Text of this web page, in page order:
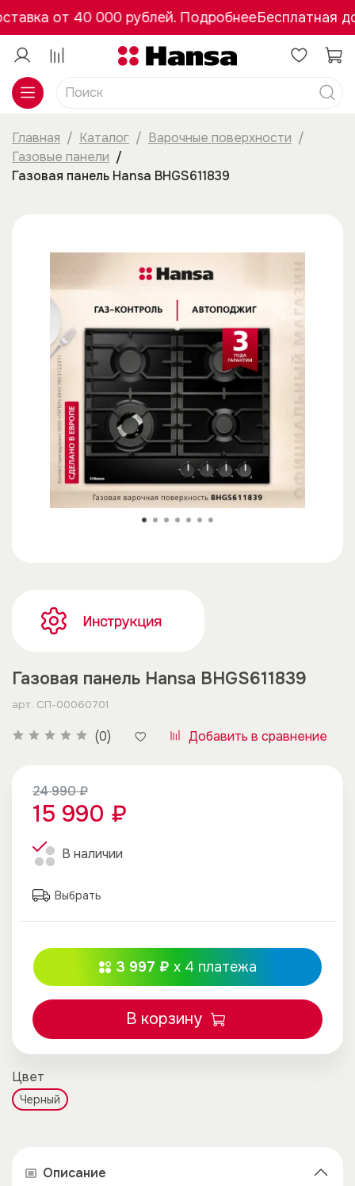
от 40 000 рублей. ПодробнееБесплатная
Главная Каталог
Варочные поверхности
Газовые панели
Газовая панель Hansa BHGS611839
Газовая панель Hansa BHGS611839
арт. СП-00060701
(0) Добавить в сравнение
24 990 ₽
15 990 ₽
В наличии
Выбрать
3 997 ₽ x 4 платежа
В корзину
Цвет
Черный
Описание